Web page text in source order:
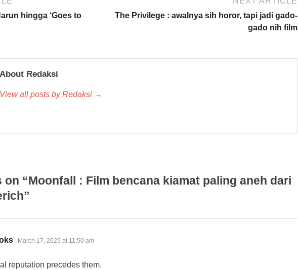
hingga ‘Goes to
The Privilege : awalnya sih horor, tapi jadi gado-
gado nih film
About Redaksi
View all posts by Redaksi →
on “Moonfall : Film bencana kiamat paling aneh dari
says:
March 17, 2025 at 11:50 am
reputation precedes them.